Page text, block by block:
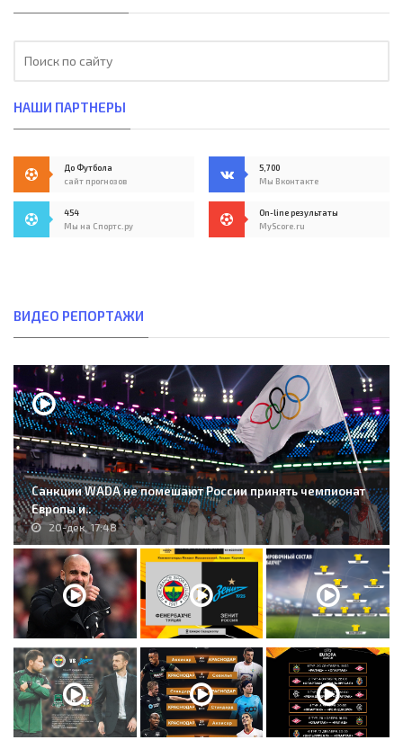
НАШИ ПАРТНЕРЫ
До Футбола
сайт прогнозов
5,700
Мы Вконтакте
454
Мы на Спортс.ру
On-line результаты
MyScore.ru
ВИДЕО РЕПОРТАЖИ
Санкции WADA не помешают России принять чемпионат
Европы и..
20-дек, 17:48